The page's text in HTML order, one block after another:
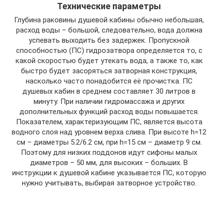
Технические параметры
Глубина раковины душевой кабины обычно небольшая,
расход воды – большой, следовательно, вода должна
успевать выходить без задержек. Пропускной
способностью (ПС) гидрозатвора определяется то, с
какой скоростью будет утекать вода, а также то, как
быстро будет засоряться затворная конструкция,
насколько часто понадобится её прочистка. ПС
душевых кабин в среднем составляет 30 литров в
минуту. При наличии гидромассажа и других
дополнительных функций расход воды повышается.
Показателем, характеризующим ПС, является высота
водного слоя над уровнем верха слива. При высоте h=12
см – диаметры 5.2/6.2 см, при h=15 см – диаметр 9 см.
Поэтому для низких поддонов идут сифоны малых
диаметров – 50 мм, для высоких – больших. В
инструкции к душевой кабине указывается ПС, которую
нужно учитывать, выбирая затворное устройство.